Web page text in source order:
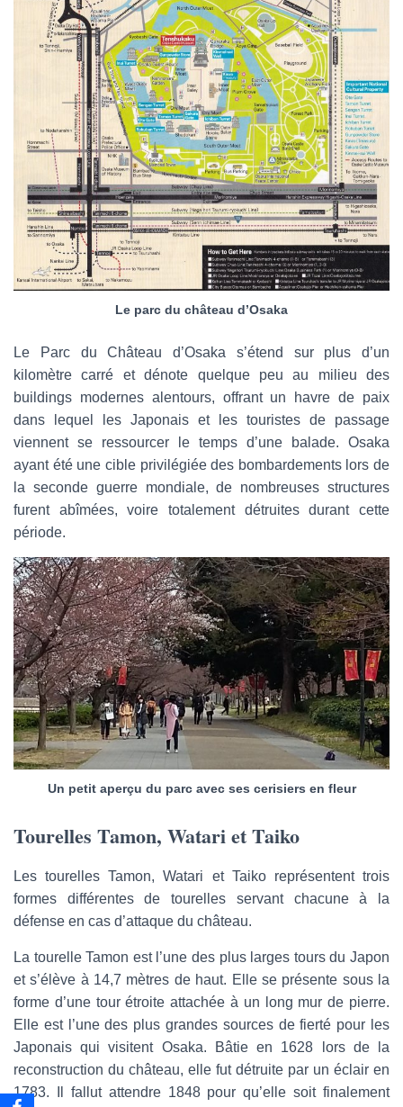
Le parc du château d’Osaka
Le Parc du Château d’Osaka s’étend sur plus d’un
kilomètre carré et dénote quelque peu au milieu des
buildings modernes alentours, offrant un havre de paix
dans lequel les Japonais et les touristes de passage
viennent se ressourcer le temps d’une balade. Osaka
ayant été une cible privilégiée des bombardements lors de
la seconde guerre mondiale, de nombreuses structures
furent abîmées, voire totalement détruites durant cette
période.
Un petit aperçu du parc avec ses cerisiers en fleur
Tourelles Tamon, Watari et Taiko
Les tourelles Tamon, Watari et Taiko représentent trois
formes différentes de tourelles servant chacune à la
défense en cas d’attaque du château.
La tourelle Tamon est l’une des plus larges tours du Japon
et s’élève à 14,7 mètres de haut. Elle se présente sous la
forme d’une tour étroite attachée à un long mur de pierre.
Elle est l’une des plus grandes sources de fierté pour les
Japonais qui visitent Osaka. Bâtie en 1628 lors de la
reconstruction du château, elle fut détruite par un éclair en
1783. Il fallut attendre 1848 pour qu’elle soit finalement